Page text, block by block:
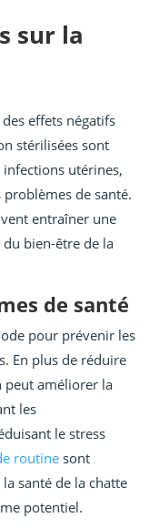
sur la
effets négatifs
stérilisées sont
utérines,
de santé.
entraîner une
bien-être de la
de santé
pour prévenir les
En plus de réduire
peut améliorer la
les
le stress
routine sont
santé de la chatte
potentiel.